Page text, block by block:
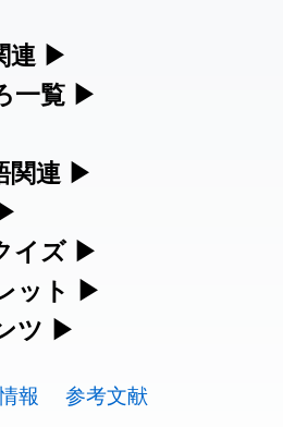
連 ▶
、手書き入力、書き順
学習に役立つツールを
ています。
典 - 読み方検索
き漢字入力
一覧 ▶
字一覧、熟語辞典、地
、各種リファレンスツ
ルです。
数別漢字一覧
漢字一覧
用漢字一覧
語の意味検索、発音記
習など英語学習ツール
です。
味・発音・類語辞典
関連 ▶
変換、韓国語の手書き
言語学習ツールです。
入力 変換ツール
ーツ選手の名前の読み
確認できます。
字・名前一覧と発音
イズ ▶
漢字クイズなど、楽し
べるゲームです。
ゲーム一覧
ット ▶
て、どのサイトからで
す。
ツ ▶
便利ツールです。
報
参考文献